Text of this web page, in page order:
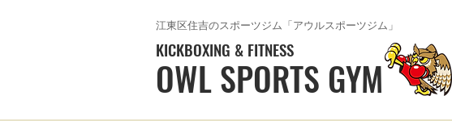
​江東区住吉のスポーツジム「アウルスポーツジム」
KICKBOXING & FITNESS
OWL SPORTS GYM